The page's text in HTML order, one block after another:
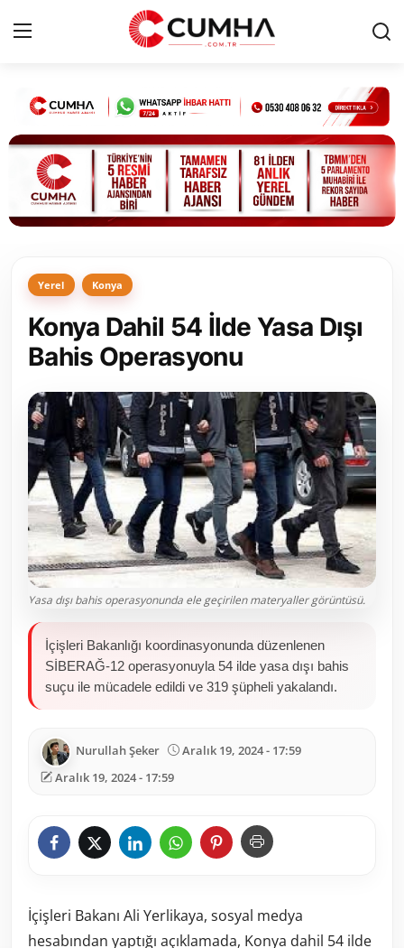
Kurumsal
Cumhurbaşkanlığı
Bakanlıklar
Siyasi Partiler
Yerel Yönetimler
Toplum ve Yaşam
Sivil Toplum Kuruluşları
Kamu Kurumları ve Üst Kurullar
Resmi Reklamlar
Yerel Konya
Konya Dahil 54 İlde Yasa Dışı
Bahis Operasyonu
Yasa dışı bahis operasyonunda ele geçirilen materyaller görüntüsü.
İçişleri Bakanlığı koordinasyonunda düzenlenen
SİBERAĞ-12 operasyonuyla 54 ilde yasa dışı bahis
suçu ile mücadele edildi ve 319 şüpheli yakalandı.
Nurullah Şeker
Aralık 19, 2024 - 17:59
Aralık 19, 2024 - 17:59
İçişleri Bakanı Ali Yerlikaya, sosyal medya
hesabından yaptığı açıklamada, Konya dahil 54 ilde